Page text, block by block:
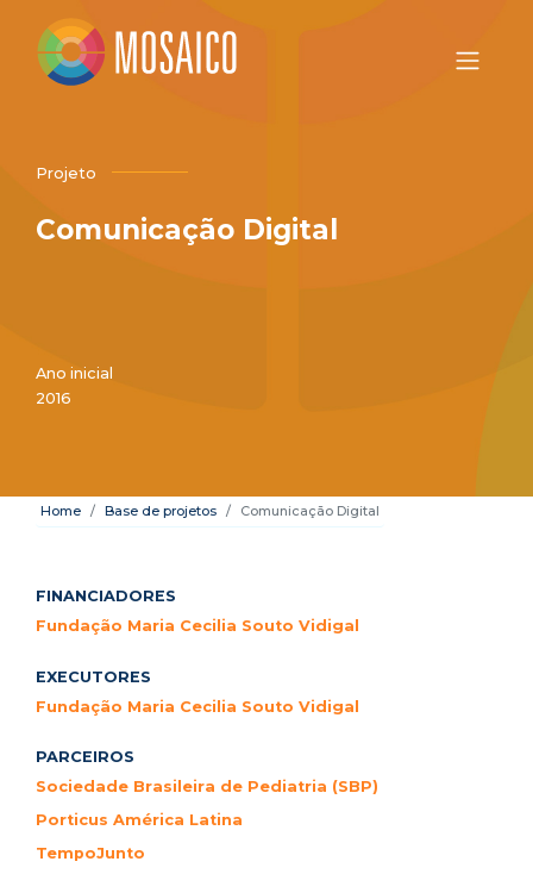
Projeto
Comunicação Digital
Ano inicial
2016
Home Base de projetos Comunicação Digital
FINANCIADORES
Fundação Maria Cecilia Souto Vidigal
EXECUTORES
Fundação Maria Cecilia Souto Vidigal
PARCEIROS
Sociedade Brasileira de Pediatria (SBP)
Porticus América Latina
TempoJunto